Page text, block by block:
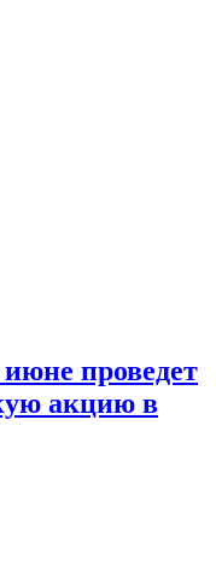
проведет
акцию в